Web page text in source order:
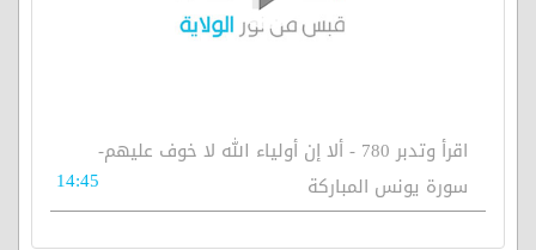
اقرأ وتدبر 780 - ألا إن أولياء الله لا خوف عليهم-
سورة يونس المباركة
14:45